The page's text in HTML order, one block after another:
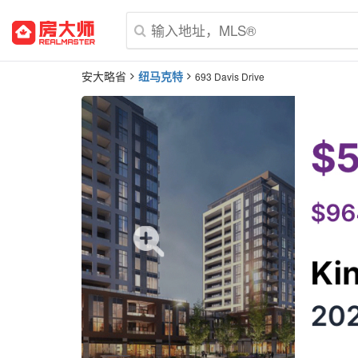
安大略省 纽马克特 693 Davis Drive